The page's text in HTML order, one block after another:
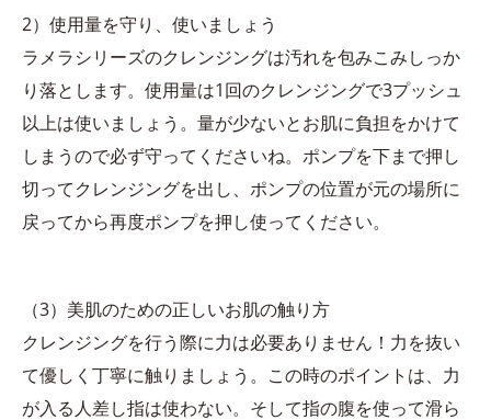
2）使用量を守り、使いましょう
ラメラシリーズのクレンジングは汚れを包みこみしっか
り落とします。使用量は1回のクレンジングで3プッシュ
以上は使いましょう。量が少ないとお肌に負担をかけて
しまうので必ず守ってくださいね。ポンプを下まで押し
切ってクレンジングを出し、ポンプの位置が元の場所に
戻ってから再度ポンプを押し使ってください。
（3）美肌のための正しいお肌の触り方
クレンジングを行う際に力は必要ありません！力を抜い
て優しく丁寧に触りましょう。この時のポイントは、力
が入る人差し指は使わない。そして指の腹を使って滑ら